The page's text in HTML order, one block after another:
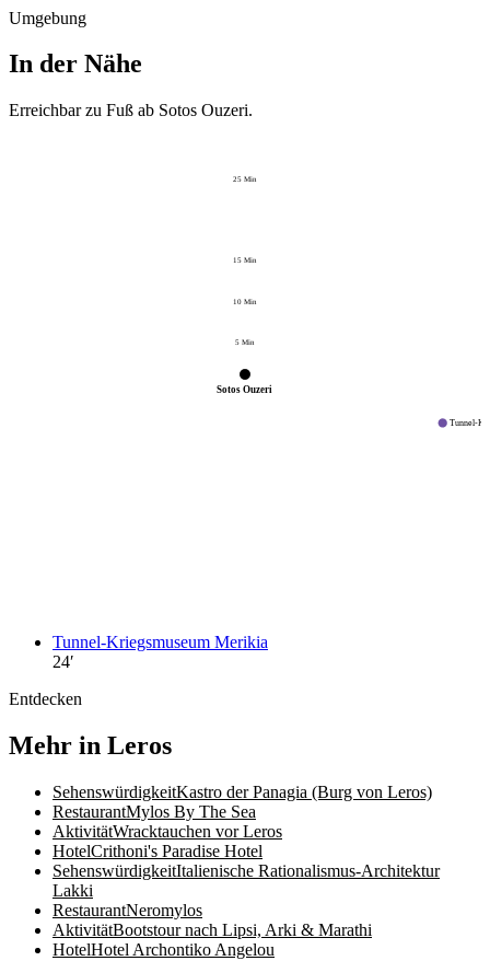
Umgebung
In der Nähe
Erreichbar zu Fuß ab Sotos Ouzeri.
5Min
10Min
15Min
25Min
Sotos Ouzeri
Tunnel-
Tunnel-Kriegsmuseum Merikia
24′
Entdecken
Mehr in Leros
SehenswürdigkeitKastro der Panagia (Burg von Leros)
RestaurantMylos By The Sea
AktivitätWracktauchen vor Leros
HotelCrithoni's Paradise Hotel
SehenswürdigkeitItalienische Rationalismus-Architektur
Lakki
RestaurantNeromylos
AktivitätBootstour nach Lipsi, Arki & Marathi
HotelHotel Archontiko Angelou